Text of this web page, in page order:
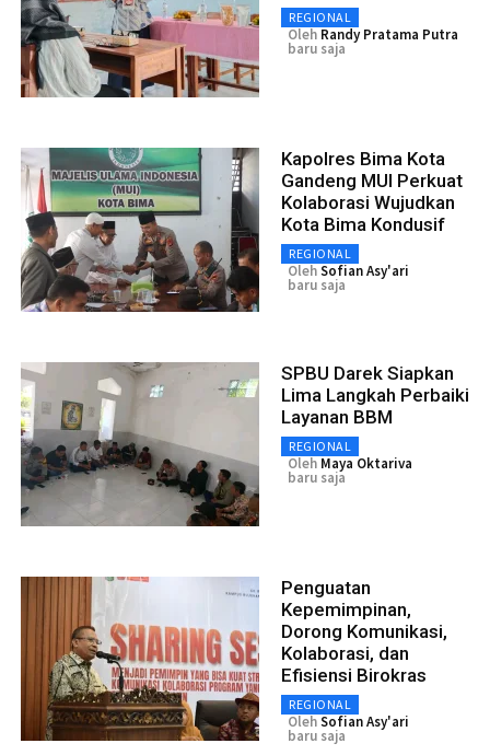
REGIONAL
Oleh Randy Pratama Putra
baru saja
Kapolres Bima Kota
Gandeng MUI Perkuat
Kolaborasi Wujudkan
Kota Bima Kondusif
REGIONAL
OlehSofian Asy'ari
baru saja
SPBU Darek Siapkan
Lima Langkah Perbaiki
Layanan BBM
REGIONAL
Oleh Maya Oktariva
baru saja
Penguatan
Kepemimpinan,
Dorong Komunikasi,
Kolaborasi, dan
Efisiensi Birokras
REGIONAL
OlehSofian Asy'ari
baru saja